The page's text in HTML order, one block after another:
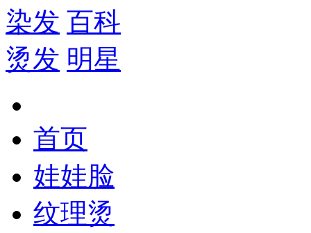
染发 百科
烫发 明星
首页
娃娃脸
纹理烫